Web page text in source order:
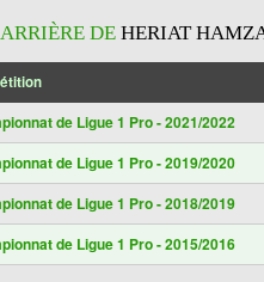
DE HERIAT
de Ligue 1 Pro - 2021/2022
de Ligue 1 Pro - 2019/2020
de Ligue 1 Pro - 2018/2019
de Ligue 1 Pro - 2015/2016